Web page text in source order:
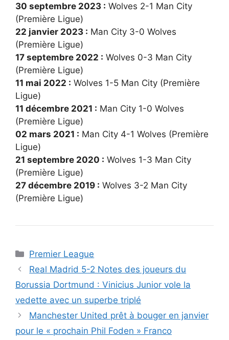
30 septembre 2023 : Wolves 2-1 Man City
(Première Ligue)
22 janvier 2023 : Man City 3-0 Wolves
(Première Ligue)
17 septembre 2022 : Wolves 0-3 Man City
(Première Ligue)
11 mai 2022 : Wolves 1-5 Man City (Première
Ligue)
11 décembre 2021 : Man City 1-0 Wolves
(Première Ligue)
02 mars 2021 : Man City 4-1 Wolves (Première
Ligue)
21 septembre 2020 : Wolves 1-3 Man City
(Première Ligue)
27 décembre 2019 : Wolves 3-2 Man City
(Première Ligue)
Catégories
Premier League
Real Madrid 5-2 Notes des joueurs du
Borussia Dortmund : Vinicius Junior vole la
vedette avec un superbe triplé
Manchester United prêt à bouger en janvier
pour le « prochain Phil Foden » Franco